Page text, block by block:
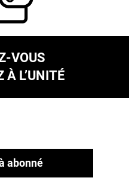
VOUS
À L’UNITÉ
abonné